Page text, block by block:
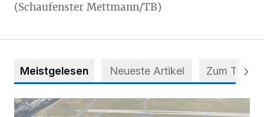
(Schaufenster Mettmann/TB)
Meistgelesen Neueste Artikel Zum Thema
Vorsicht bei dubiosen „Park & Fly“-Anbietern